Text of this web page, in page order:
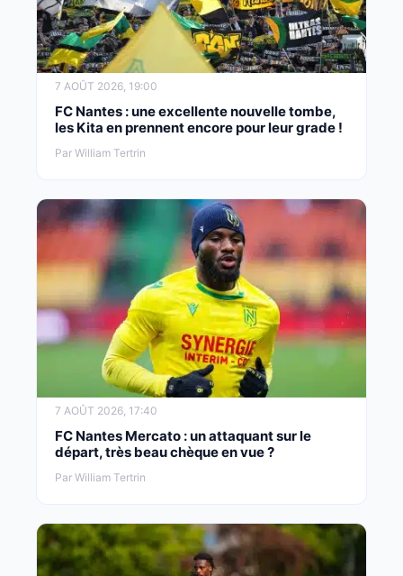
7 AOÛT 2026, 19:00
FC Nantes : une excellente nouvelle tombe,
les Kita en prennent encore pour leur grade !
Par William Tertrin
7 AOÛT 2026, 17:40
FC Nantes Mercato : un attaquant sur le
départ, très beau chèque en vue ?
Par William Tertrin